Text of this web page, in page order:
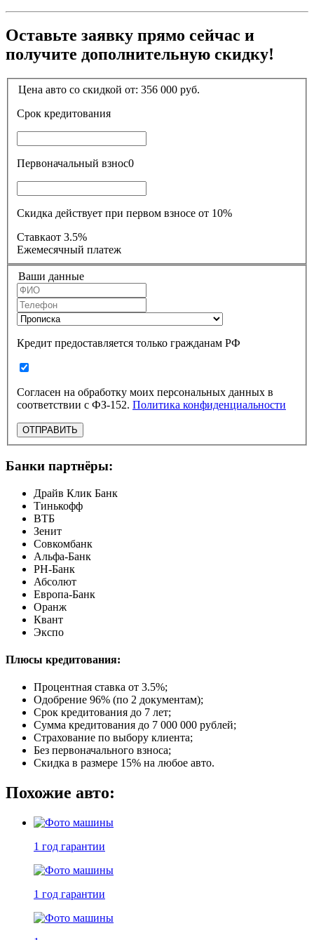
Оставьте заявку прямо сейчас и
получите дополнительную скидку!
Цена авто со скидкой от: 356 000 руб.
Срок кредитования
Первоначальный взнос0
Скидка действует при первом взносе от 10%
Ставкаот 3.5%
Ежемесячный платеж
Ваши данные
Кредит предоставляется только гражданам РФ
Согласен на обработку моих персональных данных в
соответствии с ФЗ-152. Политика конфиденциальности
ОТПРАВИТЬ
Банки партнёры:
Драйв Клик Банк
Тинькофф
ВТБ
Зенит
Совкомбанк
Альфа-Банк
РН-Банк
Абсолют
Европа-Банк
Оранж
Квант
Экспо
Плюсы кредитования:
Процентная ставка от 3.5%;
Одобрение 96% (по 2 документам);
Срок кредитования до 7 лет;
Сумма кредитования до 7 000 000 рублей;
Страхование по выбору клиента;
Без первоначального взноса;
Скидка в размере 15% на любое авто.
Похожие авто:
1 год гарантии
1 год гарантии